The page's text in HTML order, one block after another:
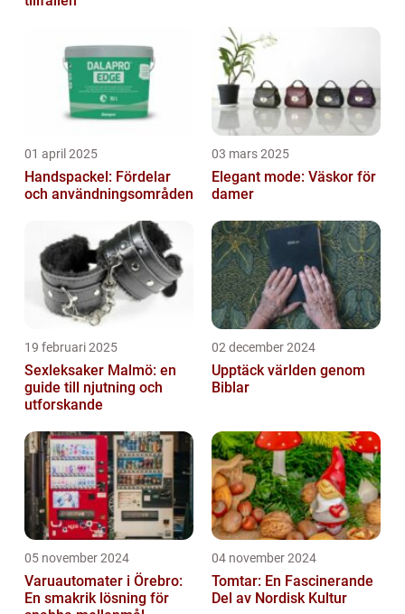
01 april 2025
Handspackel: Fördelar
och användningsområden
03 mars 2025
Elegant mode: Väskor för
damer
19 februari 2025
Sexleksaker Malmö: en
guide till njutning och
utforskande
02 december 2024
Upptäck världen genom
Biblar
05 november 2024
Varuautomater i Örebro:
En smakrik lösning för
04 november 2024
Tomtar: En Fascinerande
Del av Nordisk Kultur